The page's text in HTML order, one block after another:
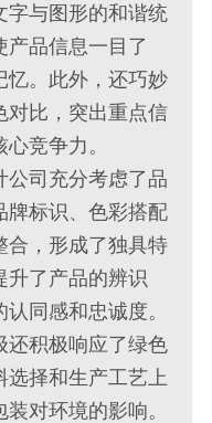
字与图形的和谐统
产品信息一目了
忆。此外，还巧妙
对比，突出重点信
竞争力。
公司充分考虑了品
牌标识、色彩搭配
合，形成了独具特
升了产品的辨识
同感和忠诚度。
还积极响应了绿色
选择和生产工艺上
对环境的影响。